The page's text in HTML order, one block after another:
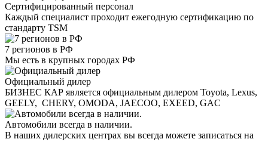
Сертифицированный персонал
Каждый специалист проходит ежегодную сертификацию по
стандарту TSM
7 регионов в РФ
Мы есть в крупных городах РФ
Официальный дилер
БИЗНЕС КАР является официальным дилером Toyota, Lexus,
GEELY, CHERY, OMODA, JAECOO, EXEED, GAC
Автомобили всегда в наличии.
В наших дилерских центрах вы всегда можете записаться на